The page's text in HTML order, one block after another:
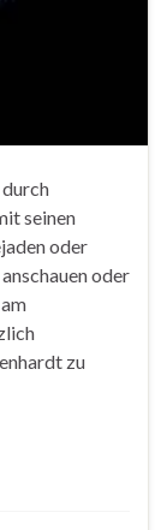
seinen
oder
oder
zu